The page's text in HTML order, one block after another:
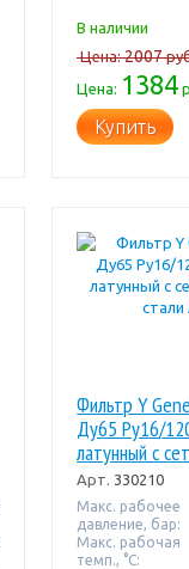
В наличии
Цена:2007
Цена: 1384
Купить
Фильтр Y
Ду65 Pу16/
латунный с
стали AISI304
Арт. 330210
Макс. рабочее
давление, бар:
Макс. рабочая
темп., °С: